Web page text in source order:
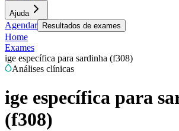
Ajuda
Agendar Resultados de exames
Home
Exames
ige específica para sardinha (f308)
Análises clínicas
ige específica para
(f308)